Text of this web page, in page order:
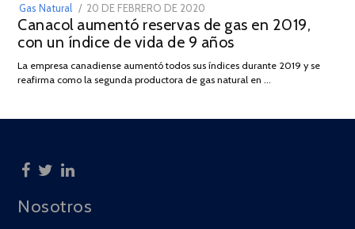
Gas Natural
POSTED
ON
20 DE FEBRERO DE 2020
DE
JULIO
2025
Canacol aumentó reservas de gas en 2019,
con un índice de vida de 9 años
La empresa canadiense aumentó todos sus índices durante 2019 y se
reafirma como la segunda productora de gas natural en …
Nosotros